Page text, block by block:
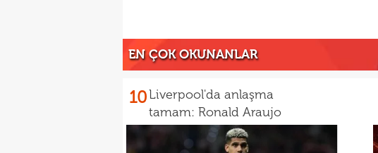
EN ÇOK OKUNANLAR
10Liverpool'da anlaşma
tamam: Ronald Araujo